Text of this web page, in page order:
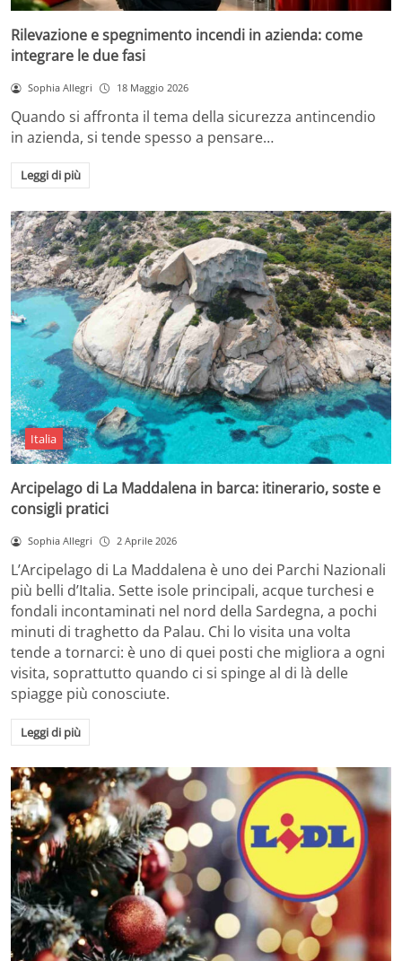
Rilevazione e spegnimento incendi in azienda: come
integrare le due fasi
Sophia Allegri 18 Maggio 2026
Quando si affronta il tema della sicurezza antincendio
in azienda, si tende spesso a pensare…
Leggi di più
Italia
Arcipelago di La Maddalena in barca: itinerario, soste e
consigli pratici
Sophia Allegri 2 Aprile 2026
L’Arcipelago di La Maddalena è uno dei Parchi Nazionali
più belli d’Italia. Sette isole principali, acque turchesi e
fondali incontaminati nel nord della Sardegna, a pochi
minuti di traghetto da Palau. Chi lo visita una volta
tende a tornarci: è uno di quei posti che migliora a ogni
visita, soprattutto quando ci si spinge al di là delle
spiagge più conosciute.
Leggi di più